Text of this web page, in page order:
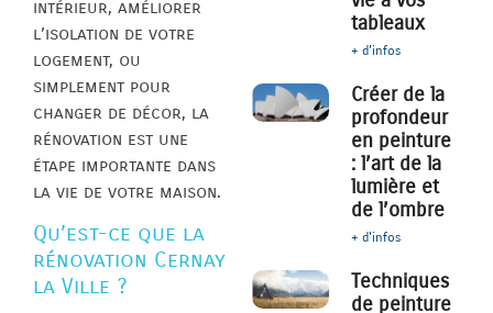
intérieur, améliorer
l’isolation de votre
logement, ou
simplement pour
changer de décor, la
rénovation est une
étape importante dans
la vie de votre maison.
Qu’est-ce que la
rénovation Cernay
la Ville ?
tableaux
+ d'infos
Créer de la
profondeur
en peinture
: l’art de la
lumière et
de l’ombre
+ d'infos
Techniques
de peinture